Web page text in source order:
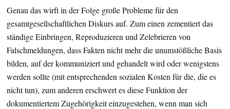
Genau das wirft in der Folge große Probleme für den
gesamtgesellschaftlichen Diskurs auf. Zum einen zementiert das
ständige Einbringen, Reproduzieren und Zelebrieren von
Falschmeldungen, dass Fakten nicht mehr die unumstößliche Basis
bilden, auf der kommuniziert und gehandelt wird oder wenigstens
werden sollte (mit entsprechenden sozialen Kosten für die, die es
nicht tun), zum anderen erschwert es diese Funktion der
dokumentiertem Zugehörigkeit einzugestehen, wenn man sich